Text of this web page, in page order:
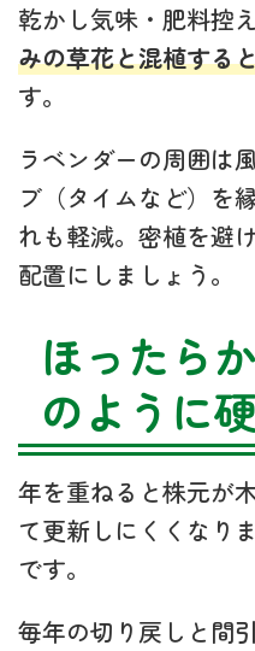
乾かし気味・肥料控
みの草花と混植する
す。
ラベンダーの周囲は
ブ（タイムなど）を
れも軽減。密植を避
配置にしましょう。
ほったら
のように
年を重ねると株元が
て更新しにくくなり
です。
毎年の切り戻しと間